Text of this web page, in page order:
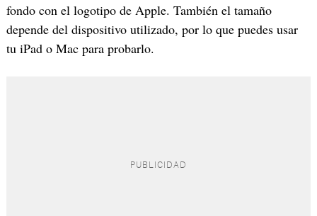
fondo con el logotipo de Apple. También el tamaño
depende del dispositivo utilizado, por lo que puedes usar
tu iPad o Mac para probarlo.